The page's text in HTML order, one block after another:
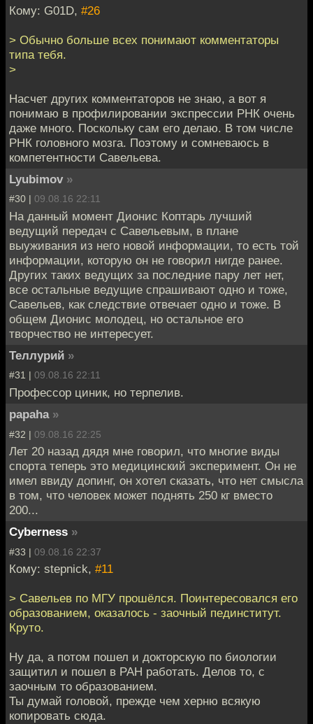
Кому: G01D, #26
> Обычно больше всех понимают комментаторы
типа тебя.
>
Насчет других комментаторов не знаю, а вот я
понимаю в профилировании экспрессии РНК очень
даже много. Поскольку сам его делаю. В том числе
РНК головного мозга. Поэтому и сомневаюсь в
компетентности Савельева.
Lyubimov »
#30 | 09.08.16 22:11
На данный момент Дионис Коптарь лучший
ведущий передач с Савельевым, в плане
выуживания из него новой информации, то есть той
информации, которую он не говорил нигде ранее.
Других таких ведущих за последние пару лет нет,
все остальные ведущие спрашивают одно и тоже,
Савельев, как следствие отвечает одно и тоже. В
общем Дионис молодец, но остальное его
творчество не интересует.
Теллурий »
#31 | 09.08.16 22:11
Профессор циник, но терпелив.
papaha »
#32 | 09.08.16 22:25
Лет 20 назад дядя мне говорил, что многие виды
спорта теперь это медицинский эксперимент. Он не
имел ввиду допинг, он хотел сказать, что нет смысла
в том, что человек может поднять 250 кг вместо
200...
Cyberness »
#33 | 09.08.16 22:37
Кому: stepnick, #11
> Савельев по МГУ прошёлся. Поинтересовался его
образованием, оказалось - заочный пединститут.
Круто.
Ну да, а потом пошел и докторскую по биологии
защитил и пошел в РАН работать. Делов то, с
заочным то образованием.
Ты думай головой, прежде чем херню всякую
копировать сюда.